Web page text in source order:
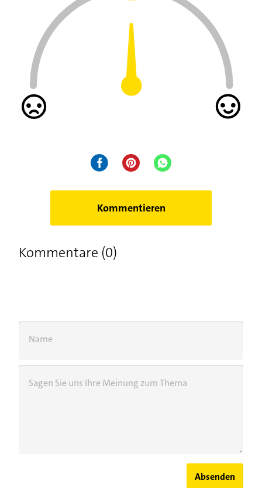
Kommentieren
Kommentare (0)
Name
Sagen Sie uns Ihre Meinung zum Thema
Absenden